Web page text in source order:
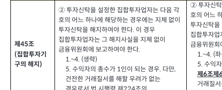
제45조
(집합투자기
구의 해지 )
② 투자신탁을 설정한 집합투자업자는 다음 각
호의 어느 하나에 해당하는 경우에는 지체 없이
투자신탁을 해지하여야 한다. 이 경우
집합투자업자는 그 해지사실을 지체 없이
금융위원회에 보고하여야 한다.
1.~4. (생략)
5. 수익자의 총수가1인이 되는 경우. 다만,
건전한 거래질서를 해할 우려가 없는
② 투자신탁
호의 어느
투자신탁
집합투자
금융위원회
1.~4. (
5. 수익
제6조제
거래질